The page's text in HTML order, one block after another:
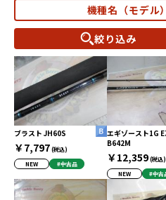
機種名（モデル
絞り込み
ブラスト JH60S
￥7,797(税込)
NEW
#中古品
エギゾースト1G
B642M
￥12,359(税込)
NEW
#中古